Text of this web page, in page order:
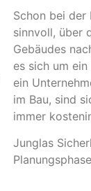
Schon bei der
sinnvoll, über
Gebäudes
es sich um
ein
im Bau, sind
immer
Junglas